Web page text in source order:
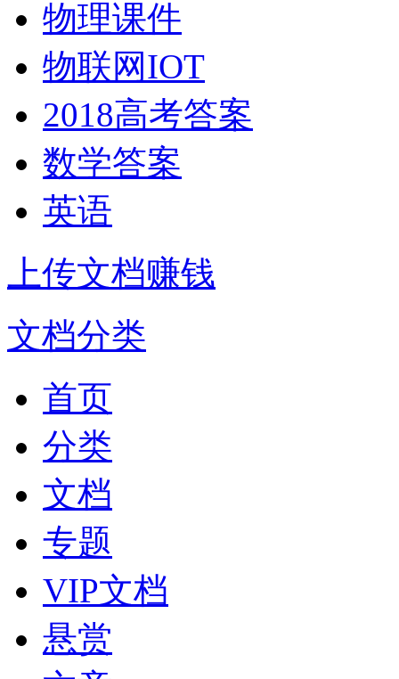
物理课件
物联网IOT
2018高考答案
数学答案
英语
上传文档赚钱
文档分类
首页
分类
文档
专题
VIP文档
悬赏